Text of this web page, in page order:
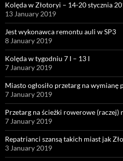
Kolęda w Złotoryi – 14-20 stycznia
13 January 2019
Jest wykonawca remontu auli w SP3
8 January 2019
Kolęda w tygodniu 7 I – 13 I
7 January 2019
Miasto ogłosiło przetarg na wymianę
7 January 2019
Przetarg na ścieżki rowerowe (raczej)
7 January 2019
Repatrianci szansą takich miast jak
3 January 2019